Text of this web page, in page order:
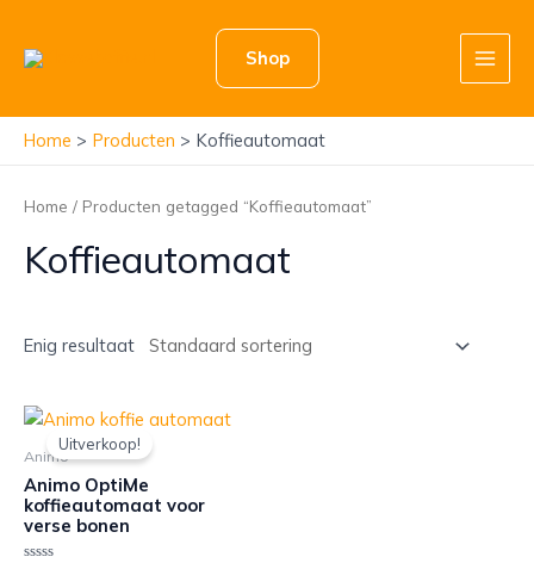
Shop
Main
Menu
Home Producten Koffieautomaat
Home / Producten getagged “Koffieautomaat”
Koffieautomaat
Enig resultaat
Uitverkoop!
Animo
Animo OptiMe
koffieautomaat voor
verse bonen